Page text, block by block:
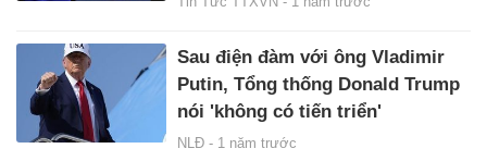
Sau điện đàm với ông Vladimir
Putin, Tổng thống Donald Trump
nói 'không có tiến triển'
NLĐ - 1 năm trước